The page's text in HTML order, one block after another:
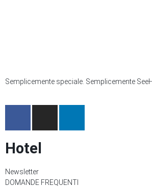
Semplicemente speciale. Semplicemente
Hotel
Newsletter
DOMANDE FREQUENTI